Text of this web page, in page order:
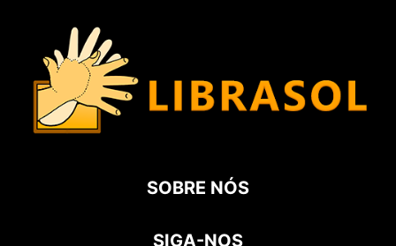
SOBRE NÓS
SIGA-NOS